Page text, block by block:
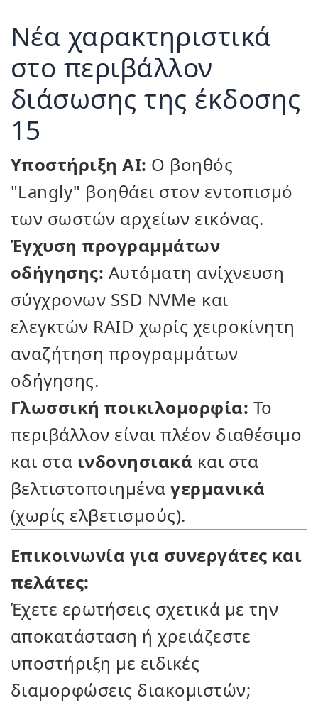
Νέα χαρακτηριστικά
στο περιβάλλον
διάσωσης της έκδοσης
15
Υποστήριξη AI: Ο βοηθός
"Langly" βοηθάει στον εντοπισμό
των σωστών αρχείων εικόνας.
Έγχυση προγραμμάτων
οδήγησης: Αυτόματη ανίχνευση
σύγχρονων SSD NVMe και
ελεγκτών RAID χωρίς χειροκίνητη
αναζήτηση προγραμμάτων
οδήγησης.
Γλωσσική ποικιλομορφία: Το
περιβάλλον είναι πλέον διαθέσιμο
και στα ινδονησιακά και στα
βελτιστοποιημέναγερμανικά
(χωρίς ελβετισμούς).
Επικοινωνία για συνεργάτες και
πελάτες:
Έχετε ερωτήσεις σχετικά με την
αποκατάσταση ή χρειάζεστε
υποστήριξη με ειδικές
διαμορφώσεις διακομιστών;